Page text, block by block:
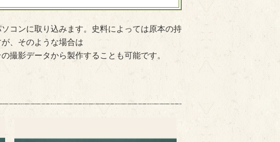
コンに取り込みます。史料によっては原本の持
、そのような場合は
撮影データから製作することも可能です。